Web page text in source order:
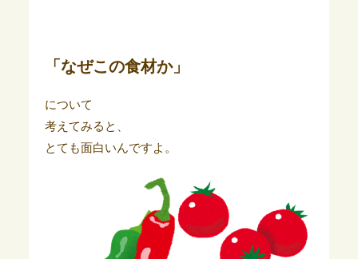
「なぜこの食材か」
について
考えてみると、
とても面白いんですよ。